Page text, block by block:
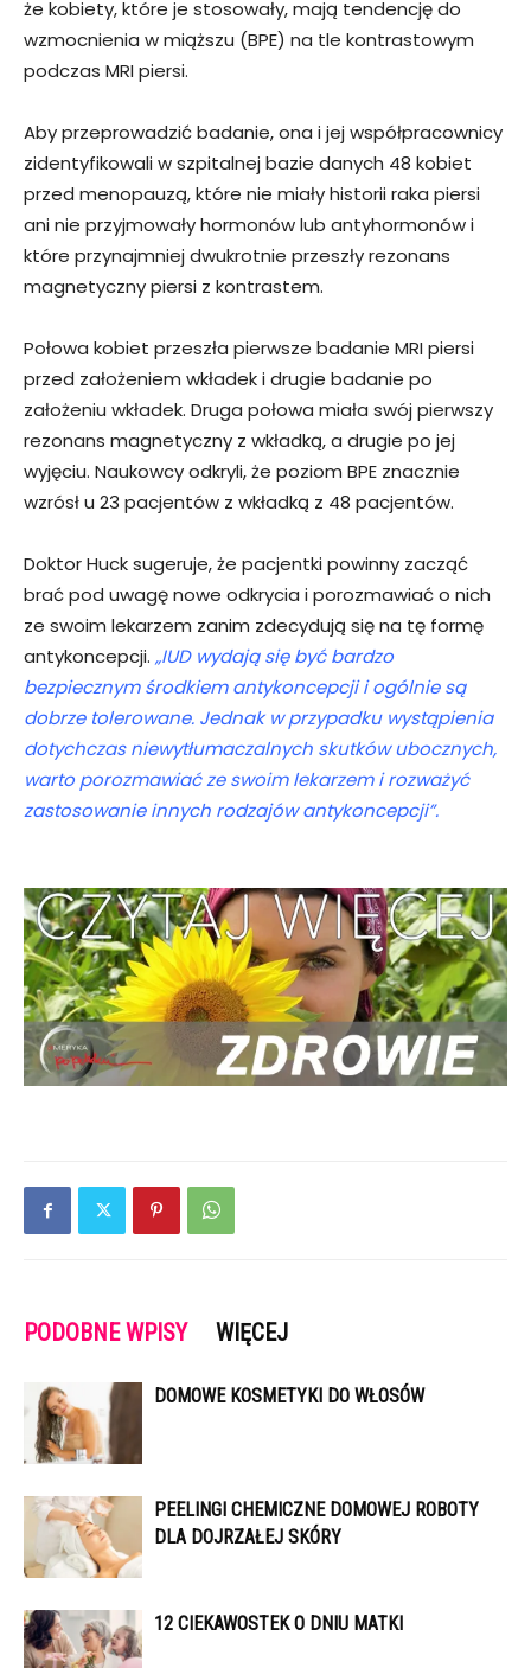
że kobiety, które je stosowały, mają tendencję do
wzmocnienia w miąższu (BPE) na tle kontrastowym
podczas MRI piersi.
Aby przeprowadzić badanie, ona i jej współpracownicy
zidentyfikowali w szpitalnej bazie danych 48 kobiet
przed menopauzą, które nie miały historii raka piersi
ani nie przyjmowały hormonów lub antyhormonów i
które przynajmniej dwukrotnie przeszły rezonans
magnetyczny piersi z kontrastem.
Połowa kobiet przeszła pierwsze badanie MRI piersi
przed założeniem wkładek i drugie badanie po
założeniu wkładek. Druga połowa miała swój pierwszy
rezonans magnetyczny z wkładką, a drugie po jej
wyjęciu. Naukowcy odkryli, że poziom BPE znacznie
wzrósł u 23 pacjentów z wkładką z 48 pacjentów.
Doktor Huck sugeruje, że pacjentki powinny zacząć
brać pod uwagę nowe odkrycia i porozmawiać o nich
ze swoim lekarzem zanim zdecydują się na tę formę
antykoncepcji. „IUD wydają się być bardzo
bezpiecznym środkiem antykoncepcji i ogólnie są
dobrze tolerowane. Jednak w przypadku wystąpienia
dotychczas niewytłumaczalnych skutków ubocznych,
warto porozmawiać ze swoim lekarzem i rozważyć
zastosowanie innych rodzajów antykoncepcji”.
PODOBNE WPISY WIĘCEJ
DOMOWE KOSMETYKI DO WŁOSÓW
PEELINGI CHEMICZNE DOMOWEJ ROBOTY
DLA DOJRZAŁEJ SKÓRY
12 CIEKAWOSTEK O DNIU MATKI